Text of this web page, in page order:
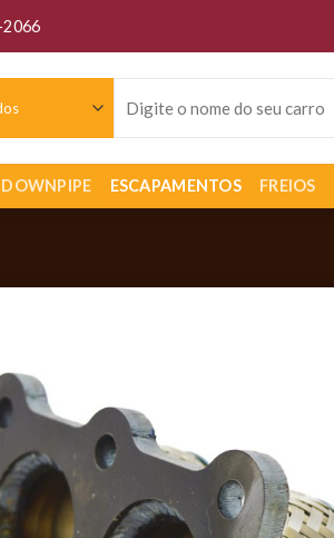
2066
por:
DOWNPIPE ESCAPAMENTOS FREIOS